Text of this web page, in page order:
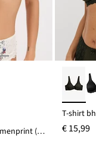
Beugel bh met bloemenprint (set van 2) € 15,99